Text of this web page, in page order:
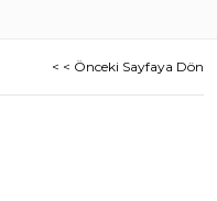
< < Önceki Sayfaya Dön